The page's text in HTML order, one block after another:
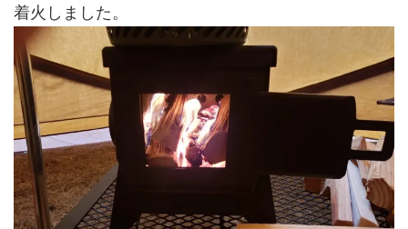
着火しました。